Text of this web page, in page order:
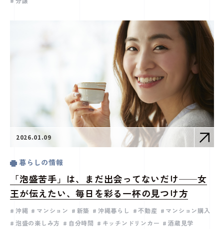
2026.01.09
暮らしの情報
「泡盛苦手」は、まだ出会ってないだけ──女
王が伝えたい、毎日を彩る一杯の見つけ方
沖縄 マンション 新築 沖縄暮らし 不動産
マンション購入
泡盛の楽しみ方
自分時間 キッチンドリンカー
酒蔵見学